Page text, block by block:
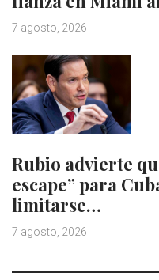
7 agosto, 2026
Rubio advierte
escape” para
limitarse…
7 agosto, 2026